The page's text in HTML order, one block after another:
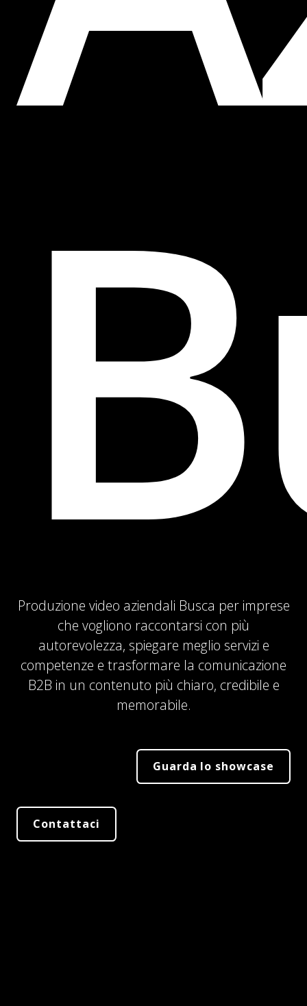
Produzione video aziendali Busca per imprese
che vogliono raccontarsi con più
autorevolezza, spiegare meglio servizi e
competenze e trasformare la comunicazione
B2B in un contenuto più chiaro, credibile e
memorabile.
Guarda lo showcase
Contattaci